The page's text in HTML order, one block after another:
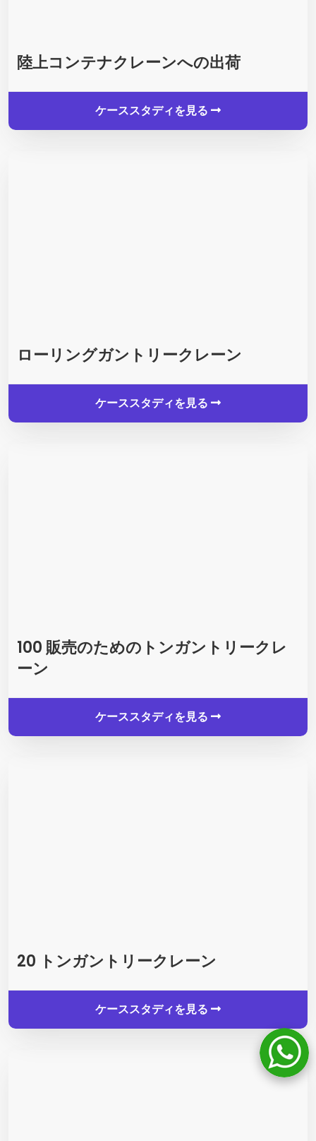
陸上コンテナクレーンへの出荷
ケーススタディを見る
ローリングガントリークレーン
ケーススタディを見る
100 販売のためのトンガントリークレ
ーン
ケーススタディを見る
20 トンガントリークレーン
ケーススタディを見る